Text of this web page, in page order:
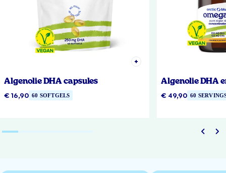
Algenolie DHA capsules
€ 16,90 60 SOFTGELS
Algenolie DHA
€ 49,90 60